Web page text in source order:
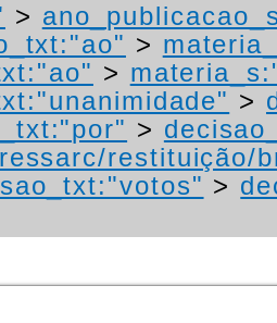
>
>
>
>
>
restituição/
>